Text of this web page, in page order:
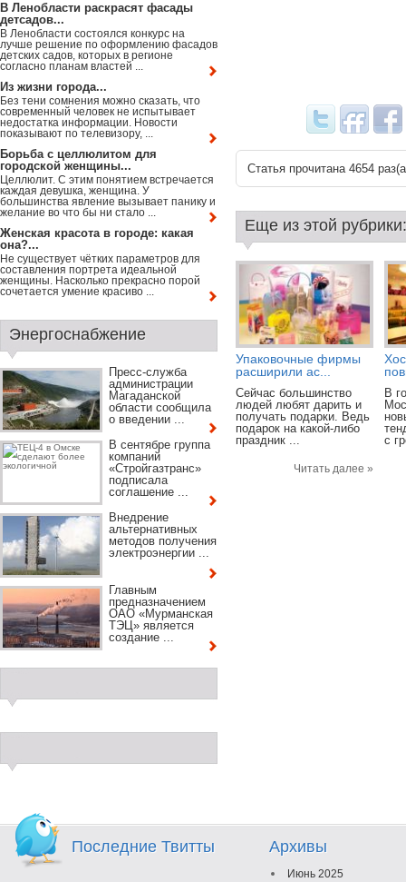
Статья прочитана 4654
Еще из этой рубрики:
Упаковочные фирмы
расширили ас...
Сейчас большинство
людей любят дарить и
получать подарки. Ведь
подарок на какой-либо
праздник ...
Читать далее »
В
с
В Ленобласти раскрасят фасады
детсадов...
В Ленобласти состоялся конкурс на
лучше решение по оформлению фасадов
детских садов, которых в регионе
согласно планам властей ...
Из жизни города...
Без тени сомнения можно сказать, что
современный человек не испытывает
недостатка информации. Новости
показывают по телевизору, ...
Борьба с целлюлитом для
городской женщины...
Целлюлит. С этим понятием встречается
каждая девушка, женщина. У
большинства явление вызывает панику и
желание во что бы ни стало ...
Женская красота в городе: какая
она?...
Не существует чётких параметров для
составления портрета идеальной
женщины. Насколько прекрасно порой
сочетается умение красиво ...
Энергоснабжение
Пресс-служба
администрации
Магаданской
области сообщила
о введении ...
В сентябре группа
компаний
«Стройгазтранс»
подписала
соглашение ...
Внедрение
альтернативных
методов получения
электроэнергии ...
Главным
предназначением
ОАО «Мурманская
ТЭЦ» является
создание ...
Последние Твитты Архивы
Июнь 2025